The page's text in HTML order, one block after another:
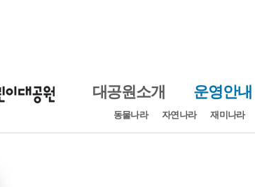
대공원소개 운영안내
동물나라 자연나라 재미나라